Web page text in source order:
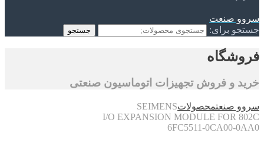
سروو صنعت
جستجو برای:
جستجو
فروشگاه
خرید و فروش تجهیزات اتوماسیون صنعتی
سروو صنعتمحصولاتSEIMENS
I/O EXPANSION MODULE FOR 802C
6FC5511-0CA00-0AA0